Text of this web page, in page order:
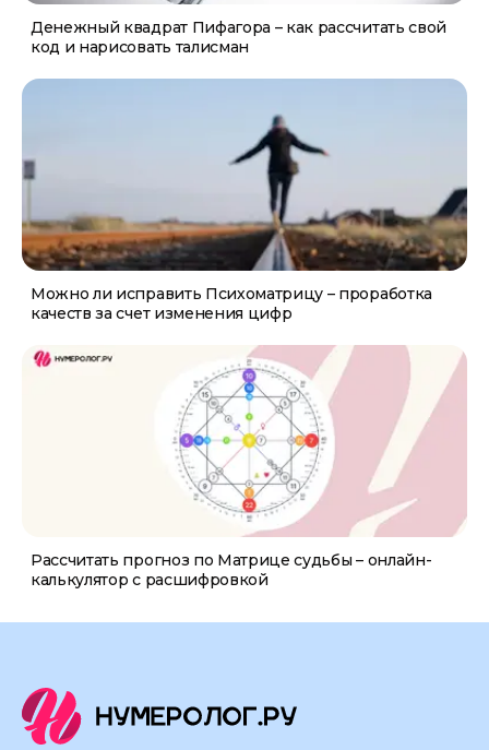
Денежный квадрат Пифагора – как рассчитать свой
код и нарисовать талисман
Можно ли исправить Психоматрицу – проработка
качеств за счет изменения цифр
Рассчитать прогноз по Матрице судьбы – онлайн-
калькулятор с расшифровкой